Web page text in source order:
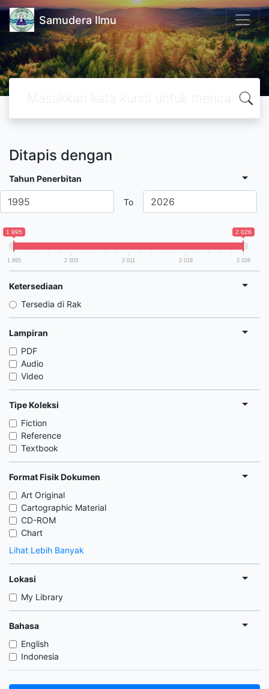
Samudera Ilmu
Ditapis dengan
Tahun Penerbitan
To
1 995 2 026
1 995 2 003 2 011 2 018 2 026
Ketersediaan
Tersedia di Rak
Lampiran
PDF
Audio
Video
Tipe Koleksi
Fiction
Reference
Textbook
Format Fisik Dokumen
Art Original
Cartographic Material
CD-ROM
Chart
Lihat Lebih Banyak
Lokasi
My Library
Bahasa
English
Indonesia